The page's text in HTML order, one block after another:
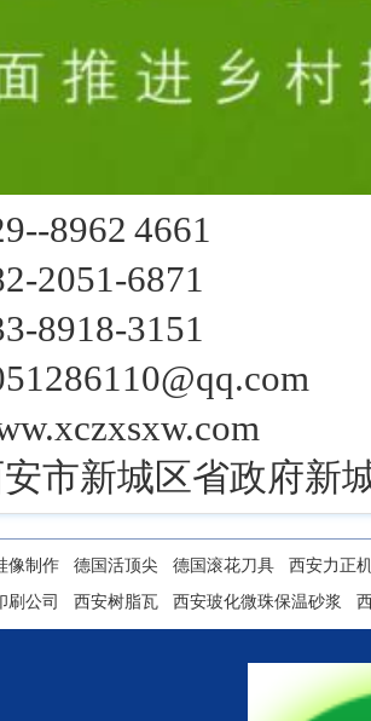
8962 4661
2051-6871
8918-3151
市新城区省政府新
像制作 德国活顶尖 德国滚花刀具
西安力正
刷公司
西安树脂瓦 西安玻化微珠保温砂浆